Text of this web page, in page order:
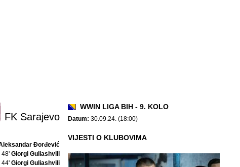
FK Sarajevo
Đorđević
48' Giorgi Guliashvili
44' Giorgi Guliashvili
WWIN LIGA BIH - 9. KOLO
Datum: 30.09.24. (18:00)
VIJESTI O KLUBOVIMA